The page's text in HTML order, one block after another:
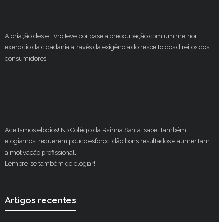
A criação deste livro teve por base a preocupação com um melhor
exercício da cidadania através da exigência do respeito dos direitos dos
consumidores.
Aceitamos elogios! No Colégio da Rainha Santa Isabel também
elogiamos, requerem pouco esforço, dão bons resultados e aumentam
a motivação profissional.
Lembre-se também de elogiar!
Artigos recentes